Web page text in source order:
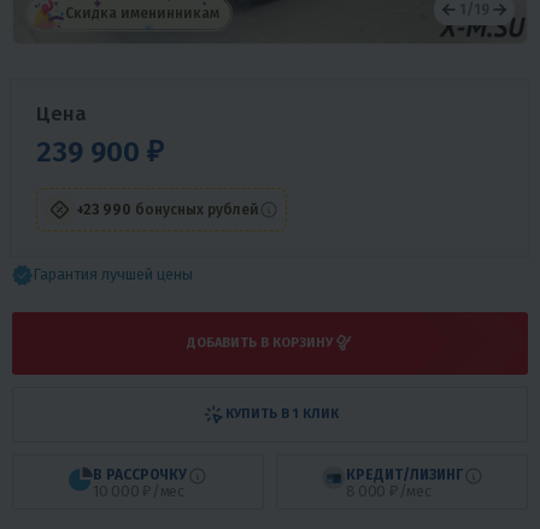
Скидка именинникам / 19
Гарантия лучшей цены
Цена
239 900 ₽
+23 990 бонусных рублей
ДОБАВИТЬ В КОРЗИНУ
В РАССРОЧКУ
10 000 ₽/мес
КРЕДИТ/ЛИЗИНГ
8 000 ₽/мес
КУПИТЬ В 1 КЛИК